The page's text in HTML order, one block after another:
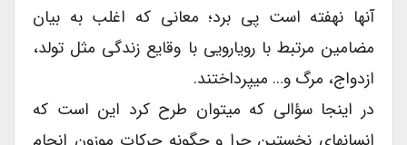
آنها نهفته است پی برد؛ معانی که اغلب به بیان
مضامین مرتبط با رویارویی با وقایع زندگی مثل تولد،
ازدواج، مرگ و… میپرداختند.
در اینجا سؤالی که میتوان طرح کرد این است که